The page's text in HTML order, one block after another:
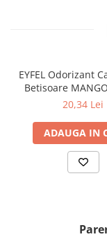
EYFEL Odorizant
Betisoare
20,34 Lei
ADAUGA IN